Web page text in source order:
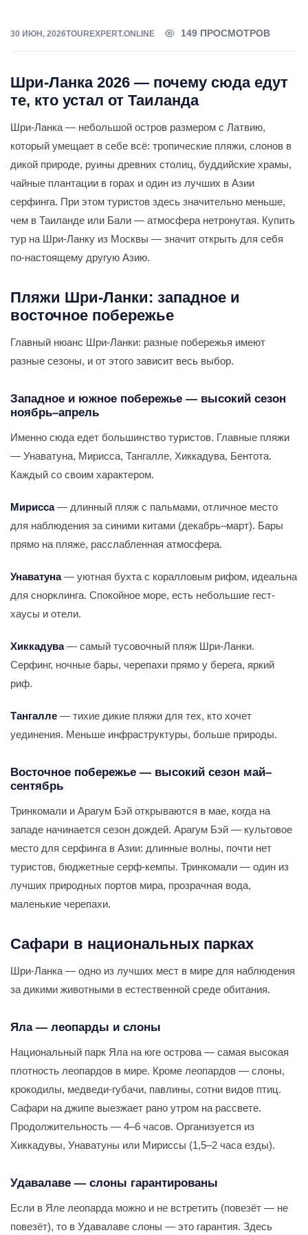
30 ИЮН, 2026TOUREXPERT.ONLINE 149 ПРОСМОТРОВ
Шри-Ланка 2026 — почему сюда едут
те, кто устал от Таиланда
Шри-Ланка — небольшой остров размером с Латвию,
который умещает в себе всё: тропические пляжи, слонов в
дикой природе, руины древних столиц, буддийские храмы,
чайные плантации в горах и один из лучших в Азии
серфинга. При этом туристов здесь значительно меньше,
чем в Таиланде или Бали — атмосфера нетронутая. Купить
тур на Шри-Ланку из Москвы — значит открыть для себя
по-настоящему другую Азию.
Пляжи Шри-Ланки: западное и
восточное побережье
Главный нюанс Шри-Ланки: разные побережья имеют
разные сезоны, и от этого зависит весь выбор.
Западное и южное побережье — высокий сезон
ноябрь–апрель
Именно сюда едет большинство туристов. Главные пляжи
— Унаватуна, Мирисса, Тангалле, Хиккадува, Бентота.
Каждый со своим характером.
Мирисса— длинный пляж с пальмами, отличное место
для наблюдения за синими китами (декабрь–март). Бары
прямо на пляже, расслабленная атмосфера.
Унаватуна— уютная бухта с коралловым рифом, идеальна
для снорклинга. Спокойное море, есть небольшие гест-
хаусы и отели.
Хиккадува— самый тусовочный пляж Шри-Ланки.
Серфинг, ночные бары, черепахи прямо у берега, яркий
риф.
Тангалле — тихие дикие пляжи для тех, кто хочет
уединения. Меньше инфраструктуры, больше природы.
Восточное побережье — высокий сезон май–
сентябрь
Тринкомали и Арагум Бэй открываются в мае, когда на
западе начинается сезон дождей. Арагум Бэй — культовое
место для серфинга в Азии: длинные волны, почти нет
туристов, бюджетные серф-кемпы. Тринкомали — один из
лучших природных портов мира, прозрачная вода,
маленькие черепахи.
Сафари в национальных парках
Шри-Ланка — одно из лучших мест в мире для наблюдения
за дикими животными в естественной среде обитания.
Яла — леопарды и слоны
Национальный парк Яла на юге острова — самая высокая
плотность леопардов в мире. Кроме леопардов — слоны,
крокодилы, медведи-губачи, павлины, сотни видов птиц.
Сафари на джипе выезжает рано утром на рассвете.
Продолжительность — 4–6 часов. Организуется из
Хиккадувы, Унаватуны или Мириссы (1,5–2 часа езды).
Удавалаве — слоны гарантированы
Если в Яле леопарда можно и не встретить (повезёт — не
повезёт), то в Удавалаве слоны — это гарантия. Здесь